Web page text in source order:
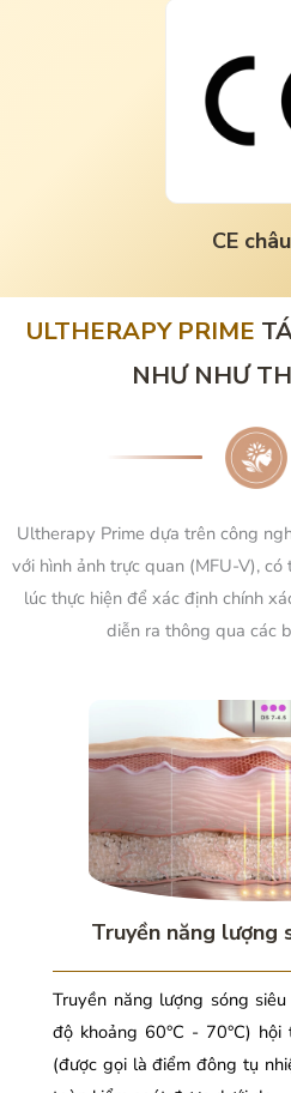
CE
ULTHERAPY PRIME
NHƯ NHƯ
Ultherapy Prime dựa trên công
với hình ảnh trực quan (MFU-V),
lúc thực hiện để xác định chính
diễn ra thông qua các
Truyền năng lượng
Truyền năng lượng sóng
độ khoảng 60°C - 70°C)
(được gọi là điểm đông tụ